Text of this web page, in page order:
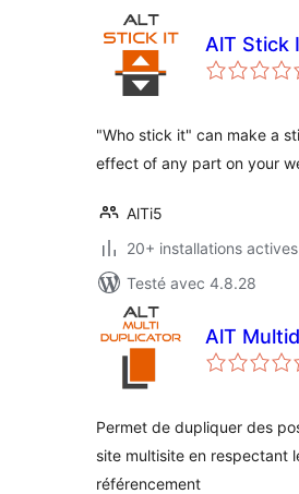
AlT Stick
"Who stick it" can make a
effect of any part on your
AlTi5
20+ installations actives
Testé avec 4.8.28
AlT
Permet de dupliquer des
site multisite en respectant
référencement